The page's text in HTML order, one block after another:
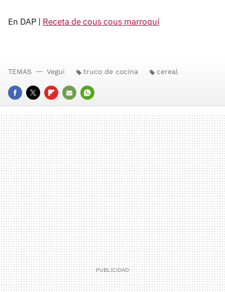
En DAP | Receta de cous cous marroquí
FACEBOOK
TWITTERFLIPBOARD
E-
MAIL
WHATSAPP
TEMAS Vegui truco de cocina cereal